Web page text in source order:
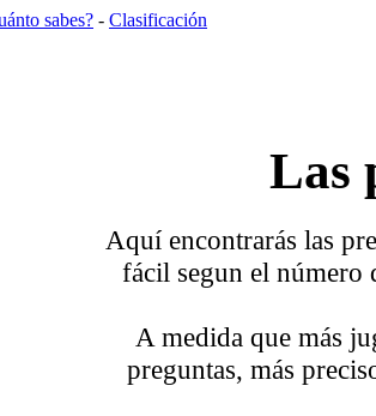
sabes? - Clasificación
Las
Aquí encontrarás las
fácil segun el número
A medida que más
preguntas, más